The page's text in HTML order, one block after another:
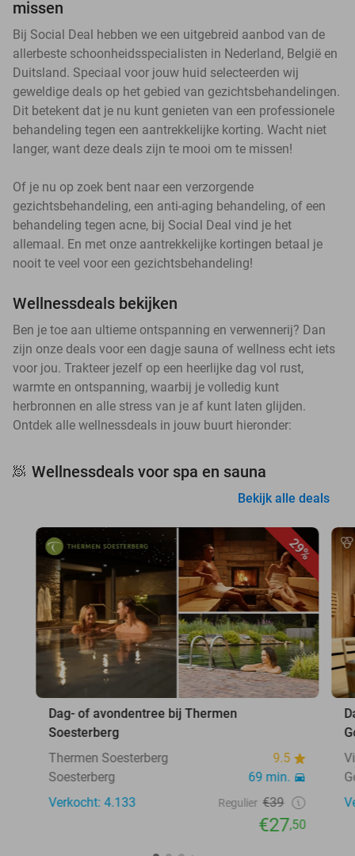
missen
Bij Social Deal hebben we een uitgebreid aanbod van de
allerbeste schoonheidsspecialisten in Nederland, België en
Duitsland. Speciaal voor jouw huid selecteerden wij
geweldige deals op het gebied van gezichtsbehandelingen.
Dit betekent dat je nu kunt genieten van een professionele
behandeling tegen een aantrekkelijke korting. Wacht niet
langer, want deze deals zijn te mooi om te missen!
Of je nu op zoek bent naar een verzorgende
gezichtsbehandeling, een anti-aging behandeling, of een
behandeling tegen acne, bij Social Deal vind je het
allemaal. En met onze aantrekkelijke kortingen betaal je
nooit te veel voor een gezichtsbehandeling!
Wellnessdeals bekijken
Ben je toe aan ultieme ontspanning en verwennerij? Dan
zijn onze deals voor een dagje sauna of wellness echt iets
voor jou. Trakteer jezelf op een heerlijke dag vol rust,
warmte en ontspanning, waarbij je volledig kunt
herbronnen en alle stress van je af kunt laten glijden.
Ontdek alle wellnessdeals in jouw buurt hieronder:
🧖 Wellnessdeals voor spa en sauna
Bekijk alle deals
29%
Dag- of avondentree bij Thermen
Soesterberg
Thermen Soesterberg
9.5
Soesterberg
69 min.
Verkocht: 4.133
Regulier €39
€27,50